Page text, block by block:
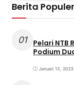
Berita Populer
01
Pelari NTB
Podium
Januari 13, 2023